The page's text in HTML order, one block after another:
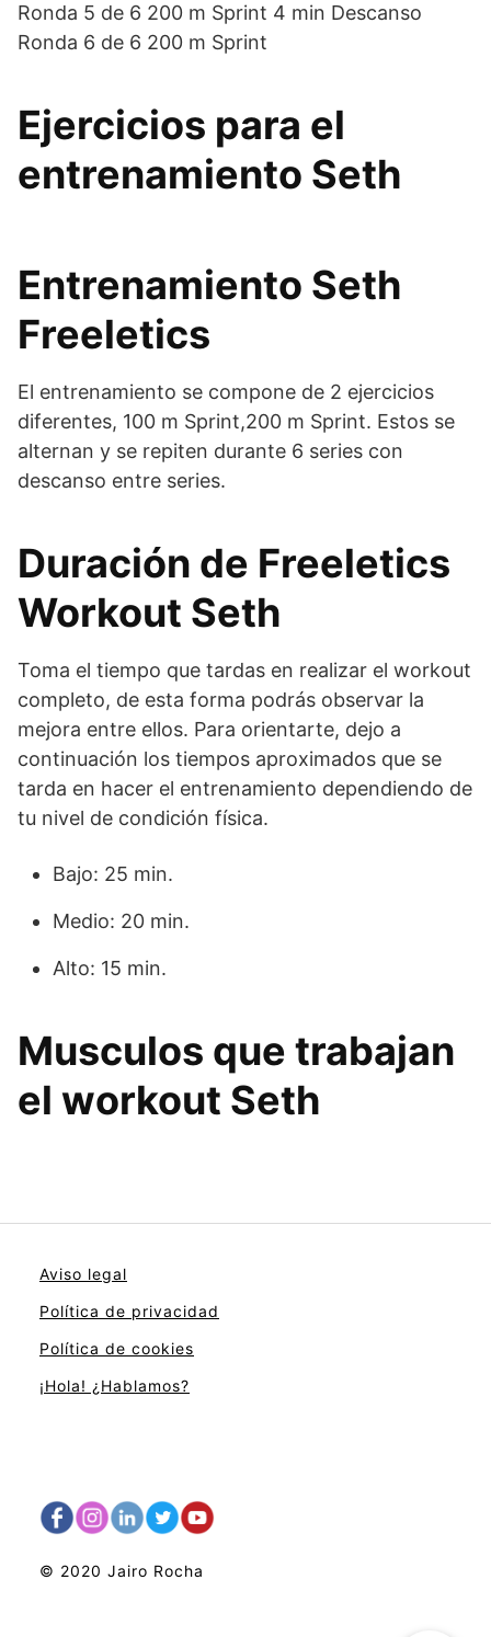
Ronda 5 de 6 200 m Sprint 4 min Descanso
Ronda 6 de 6 200 m Sprint
Ejercicios para el
entrenamiento Seth
Entrenamiento Seth
Freeletics
El entrenamiento se compone de 2 ejercicios
diferentes, 100 m Sprint,200 m Sprint. Estos se
alternan y se repiten durante 6 series con
descanso entre series.
Duración de Freeletics
Workout Seth
Toma el tiempo que tardas en realizar el workout
completo, de esta forma podrás observar la
mejora entre ellos. Para orientarte, dejo a
continuación los tiempos aproximados que se
tarda en hacer el entrenamiento dependiendo de
tu nivel de condición física.
Bajo: 25 min.
Medio: 20 min.
Alto: 15 min.
Musculos que trabajan
el workout Seth
Aviso legal
Política de privacidad
Política de cookies
¡Hola! ¿Hablamos?
© 2020 Jairo Rocha